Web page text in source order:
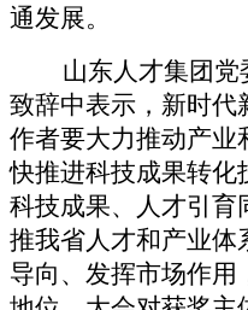
通发展。
山东人才集团
致辞中表示，新时代
作者要大力推动产业
快推进科技成果转化
科技成果、人才引育
推我省人才和产业体
导向、发挥市场作用